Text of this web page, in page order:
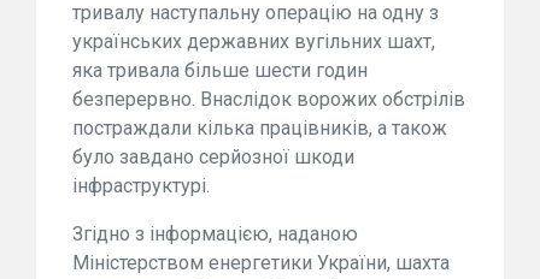
тривалу наступальну операцію на одну з
українських державних вугільних шахт,
яка тривала більше шести годин
безперервно. Внаслідок ворожих обстрілів
постраждали кілька працівників, а також
було завдано серйозної шкоди
інфраструктурі.
Згідно з інформацією, наданою
Міністерством енергетики України, шахта